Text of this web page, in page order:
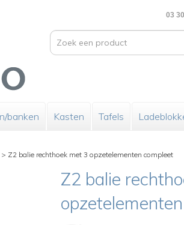
03
banken Kasten Tafels
> Z2 balie rechthoek met 3 opzetelementen compleet
Z2 balie